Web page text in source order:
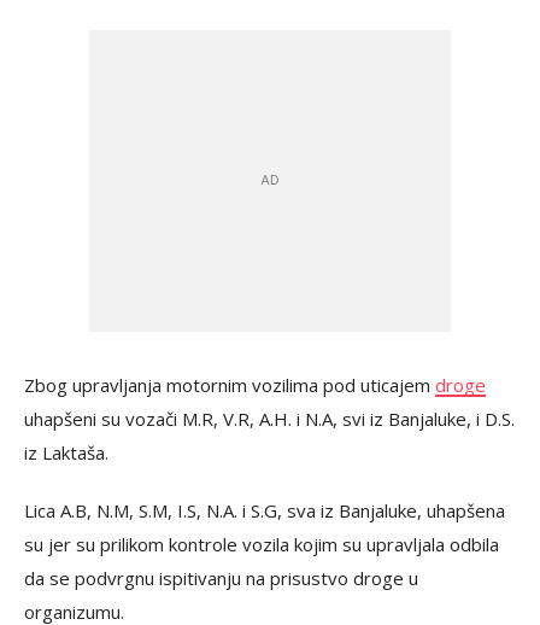
Zbog upravljanja motornim vozilima pod uticajem droge
uhapšeni su vozači M.R, V.R, A.H. i N.A, svi iz Banjaluke, i D.S.
iz Laktaša.
Lica A.B, N.M, S.M, I.S, N.A. i S.G, sva iz Banjaluke, uhapšena
su jer su prilikom kontrole vozila kojim su upravljala odbila
da se podvrgnu ispitivanju na prisustvo droge u
organizumu.